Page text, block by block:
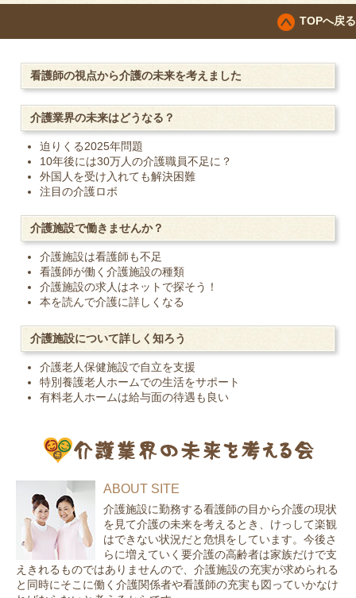
TOPへ戻る
看護師の視点から介護の未来を考えました
介護業界の未来はどうなる？
迫りくる2025年問題
10年後には30万人の介護職員不足に？
外国人を受け入れても解決困難
注目の介護ロボ
介護施設で働きませんか？
介護施設は看護師も不足
看護師が働く介護施設の種類
介護施設の求人はネットで探そう！
本を読んで介護に詳しくなる
介護施設について詳しく知ろう
介護老人保健施設で自立を支援
特別養護老人ホームでの生活をサポート
有料老人ホームは給与面の待遇も良い
ABOUT SITE
介護施設に勤務する看護師の目から介護の現状
を見て介護の未来を考えるとき、けっして楽観
はできない状況だと危惧をしています。今後さ
らに増えていく要介護の高齢者は家族だけで支
えきれるものではありませんので、介護施設の充実が求められる
と同時にそこに働く介護関係者や看護師の充実も図っていかなけ